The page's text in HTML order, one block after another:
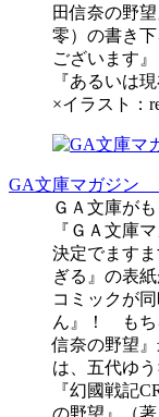
田信奈の野
零）の書き
ございます
『あるいは
×イラスト：
GA文庫マガジン
ＧＡ文庫が
『ＧＡ文庫
決定でます
ぎる』の表
コミックが
ん』！ もち
信奈の野望
は、五代ゆ
『幻國戦記
の野望』（